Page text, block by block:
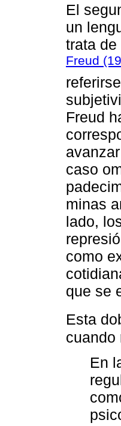
El
un
trata
Freud
Freud
caso
minas
lado,
como
que se
Esta
cuando
En